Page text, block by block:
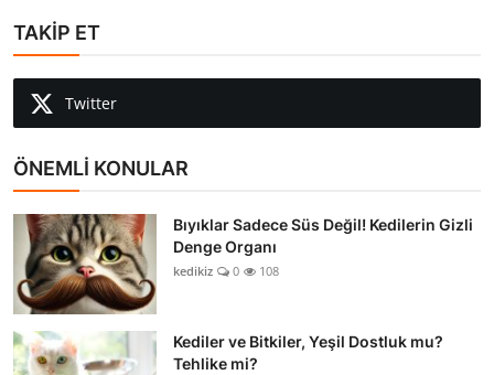
TAKİP ET
Twitter
ÖNEMLİ KONULAR
Bıyıklar Sadece Süs Değil! Kedilerin Gizli
Denge Organı
kedikiz 0 108
Kediler ve Bitkiler, Yeşil Dostluk mu?
Tehlike mi?